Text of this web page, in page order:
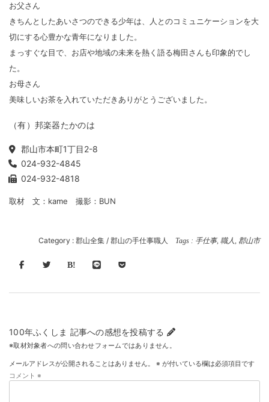
お父さん
きちんとしたあいさつのできる少年は、人とのコミュニケーションを大
切にする心豊かな青年になりました。
まっすぐな目で、お店や地域の未来を熱く語る梅田さんも印象的でし
た。
お母さん
美味しいお茶を入れていただきありがとうございました。
（有）邦楽器たかのは
郡山市本町1丁目2-8
024-932-4845
024-932-4818
取材 文：kame 撮影：BUN
Category : 郡山全集/ 郡山の手仕事職人 Tags : 手仕事, 職人 郡山市
100年ふくしま 記事への感想を投稿する
※取材対象者への問い合わせフォームではありません。
メールアドレスが公開されることはありません。 ※ が付いている欄は必須項目です
コメント ※